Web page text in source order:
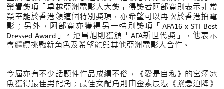
榮譽獎項「卓越亞洲電影人大獎」得獎者阿部寛則表示非常
榮幸能於香港領這個特別獎項，亦希望可以再次於香港拍電
影；另外，阿部寛亦獲得另一特別獎項「AFA16 x STI Best
Dressed Award」。池昌旭則獲頒「AFA新世代獎」，他表示
會繼續挑戰新角色及希望能與其他亞洲電影人合作。
今屆亦有不少話題性作品成績不俗，《愛是自私》的宮澤冰
魚獲得最佳男配角；最佳女配角則由金素辰憑《緊急迫降》